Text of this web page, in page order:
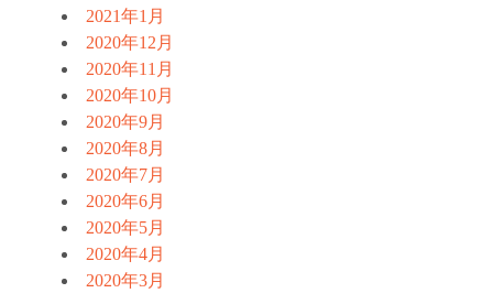
2021年1月
2020年12月
2020年11月
2020年10月
2020年9月
2020年8月
2020年7月
2020年6月
2020年5月
2020年4月
2020年3月